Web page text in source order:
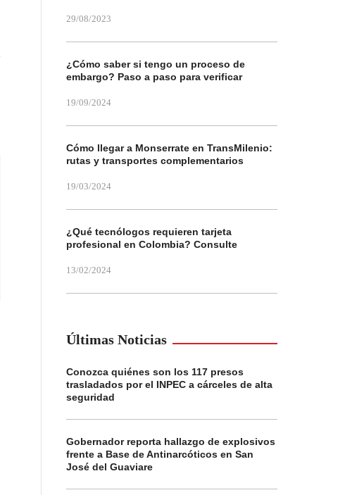
29/08/2023
¿Cómo saber si tengo un proceso de
embargo? Paso a paso para verificar
19/09/2024
Cómo llegar a Monserrate en TransMilenio:
rutas y transportes complementarios
19/03/2024
¿Qué tecnólogos requieren tarjeta
profesional en Colombia? Consulte
13/02/2024
Últimas Noticias
Conozca quiénes son los 117 presos
trasladados por el INPEC a cárceles de alta
seguridad
Gobernador reporta hallazgo de explosivos
frente a Base de Antinarcóticos en San
José del Guaviare